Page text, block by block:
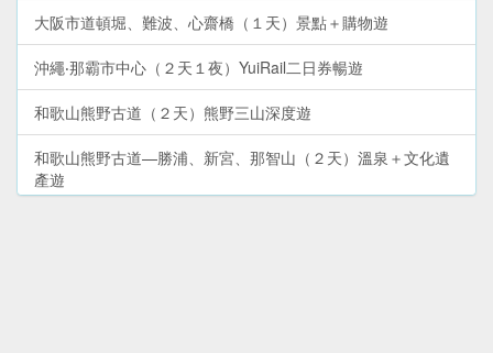
大阪市道頓堀、難波、心齋橋（１天）景點＋購物遊
沖繩‧那霸市中心（２天１夜）YuiRail二日券暢遊
和歌山熊野古道（２天）熊野三山深度遊
和歌山熊野古道—勝浦、新宮、那智山（２天）溫泉＋文化遺
產遊